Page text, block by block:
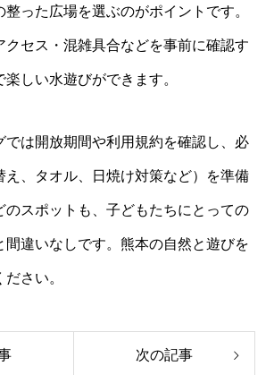
整った広場を選ぶのがポイントです。
クセス・混雑具合などを事前に確認す
しい水遊びができます。
では開放期間や利用規約を確認し、必
え、タオル、日焼け対策など）を準備
のスポットも、子どもたちにとっての
間違いなしです。熊本の自然と遊びを
さい。
次の記事